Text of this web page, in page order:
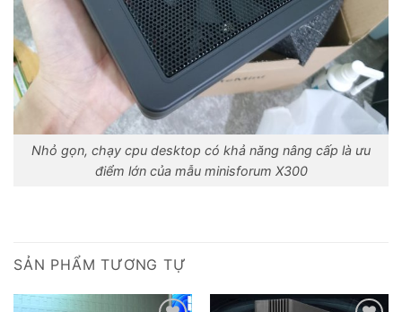
Nhỏ gọn, chạy cpu desktop có khả năng nâng cấp là ưu
điểm lớn của mẫu minisforum X300
SẢN PHẨM TƯƠNG TỰ